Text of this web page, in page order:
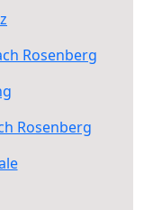
Rosenberg
Rosenberg